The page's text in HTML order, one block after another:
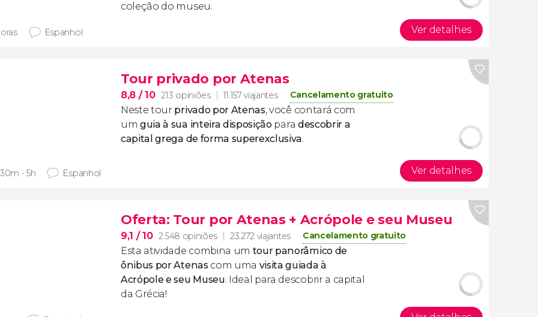
coleção do museu.
Espanhol Ver detalhes
Tour privado por Atenas
8,8 / 10 213 opiniões 11.157 viajantes Cancelamento gratuito
Neste tourprivado por Atenas, você contará com
umguia à sua inteira disposiçãopara descobrir a
capital grega de forma superexclusiva.
- 5h Espanhol Ver detalhes
Oferta: Tour por Atenas + Acrópole e seu Museu
9,1 / 10 2.548 opiniões 23.272 viajantes Cancelamento gratuito
Esta atividade combina um tour panorâmico de
ônibus por Atenascom uma visita guiada à
Acrópole e seu Museu. Ideal para descobrir a capital
da Grécia!